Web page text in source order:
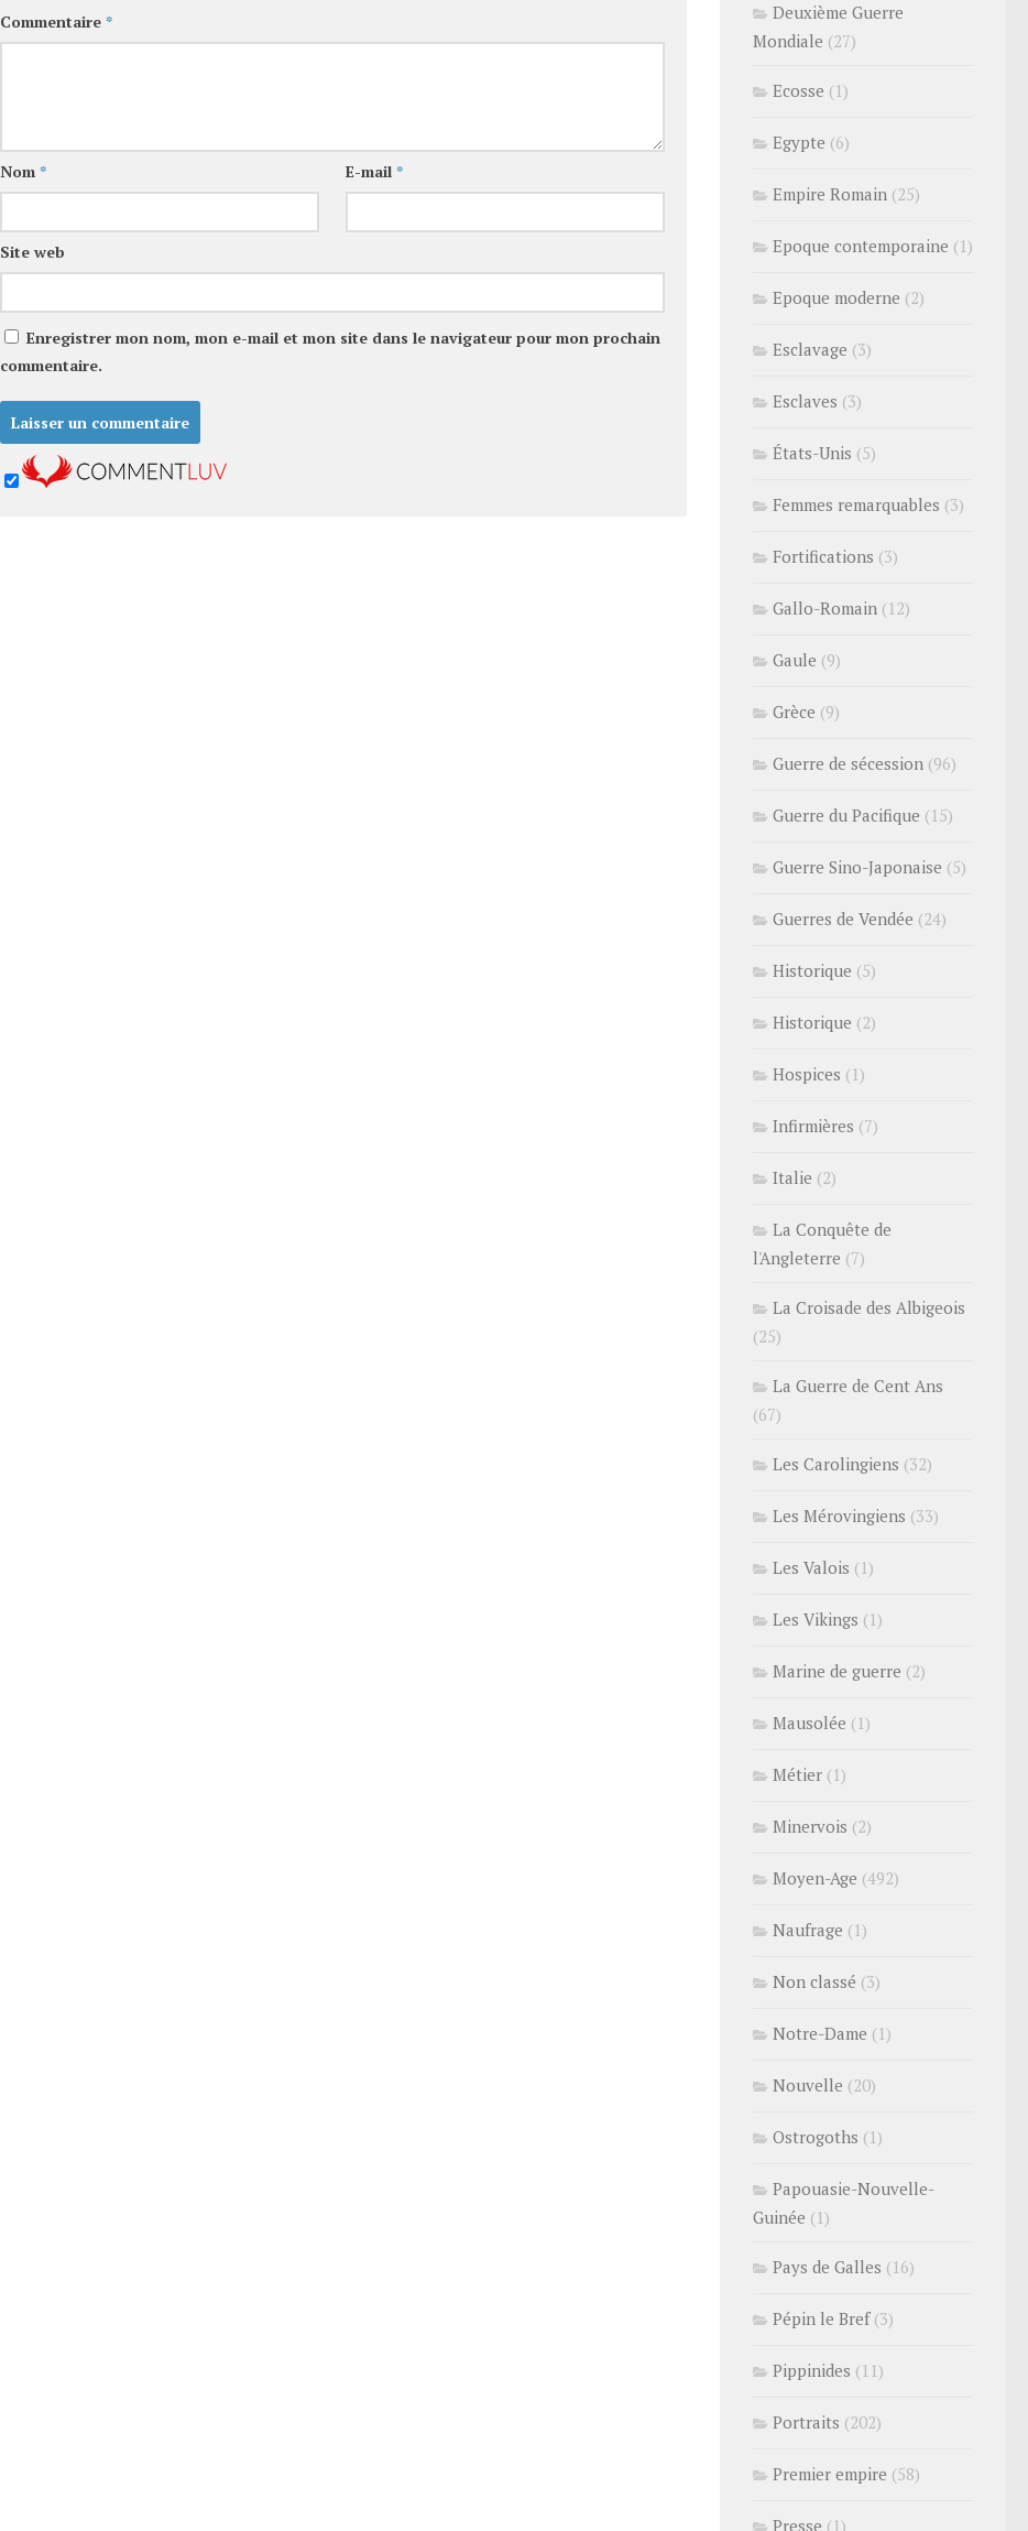
Commentaire *
Nom * E-mail *
Site web
Enregistrer mon nom, mon e-mail et mon site dans le navigateur pour mon prochain
commentaire.
Deuxième Guerre
Mondiale (27)
Ecosse (1)
Egypte (6)
Empire Romain (25)
Epoque contemporaine (1)
Epoque moderne (2)
Esclavage (3)
Esclaves (3)
États-Unis (5)
Femmes remarquables (3)
Fortifications (3)
Gallo-Romain (12)
Gaule (9)
Grèce (9)
Guerre de sécession (96)
Guerre du Pacifique (15)
Guerre Sino-Japonaise (5)
Guerres de Vendée (24)
Historique (5)
Historique (2)
Hospices (1)
Infirmières (7)
Italie (2)
La Conquête de
l'Angleterre (7)
La Croisade des Albigeois
(25)
La Guerre de Cent Ans
(67)
Les Carolingiens (32)
Les Mérovingiens (33)
Les Valois (1)
Les Vikings (1)
Marine de guerre (2)
Mausolée (1)
Métier (1)
Minervois (2)
Moyen-Age (492)
Naufrage (1)
Non classé (3)
Notre-Dame (1)
Nouvelle (20)
Ostrogoths (1)
Papouasie-Nouvelle-
Guinée (1)
Pays de Galles (16)
Pépin le Bref(3)
Pippinides (11)
Portraits (202)
Premier empire (58)
Presse (1)